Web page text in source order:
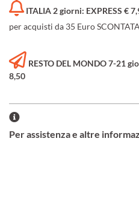
ITALIA 2 giorni: EXPRESS €
per acquisti da 35 Euro
RESTO DEL MONDO 7-21
8,50
Per assistenza e altre